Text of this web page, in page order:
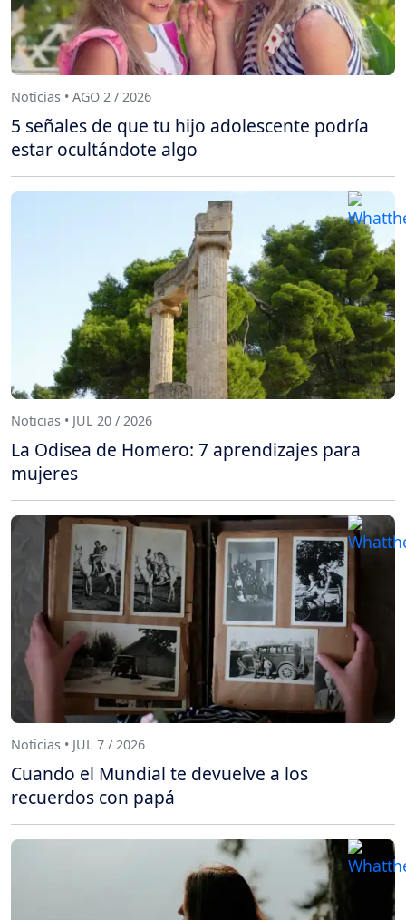
Noticias • AGO 2 / 2026
5 señales de que tu hijo adolescente podría
estar ocultándote algo
Noticias • JUL 20 / 2026
La Odisea de Homero: 7 aprendizajes para
mujeres
Noticias • JUL 7 / 2026
Cuando el Mundial te devuelve a los
recuerdos con papá